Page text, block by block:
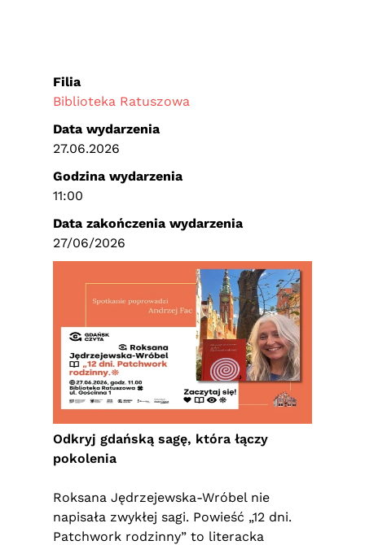
Odkryj gdańską sagę, która łączy
pokolenia
Roksana Jędrzejewska-Wróbel nie
napisała zwykłej sagi. Powieść „12 dni.
Patchwork rodzinny” to literacka
Filia
Biblioteka Ratuszowa
Data wydarzenia
27.06.2026
Godzina wydarzenia
11:00
Data zakończenia wydarzenia
27/06/2026